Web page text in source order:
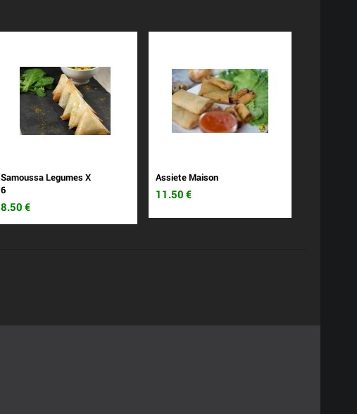
Samoussa Legumes X
6
8.50 €
Assiete Maison
11.50 €